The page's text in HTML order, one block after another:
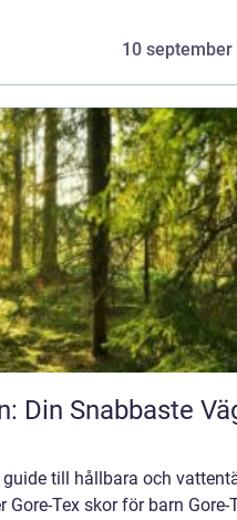
10 september
Din Snabbaste
till hållbara och
Tex skor för barn Gore-